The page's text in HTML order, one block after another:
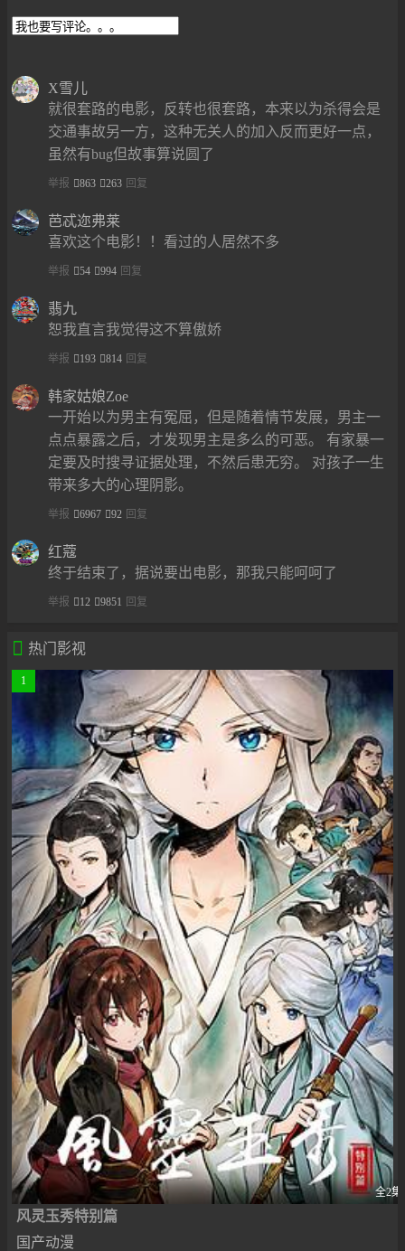
X雪儿
就很套路的电影，反转也很套路，本来以为杀得会是
交通事故另一方，这种无关人的加入反而更好一点，
虽然有bug但故事算说圆了
举报 863 263 回复
芭忒迩弗莱
喜欢这个电影！！看过的人居然不多
举报 54 994 回复
翡九
恕我直言我觉得这不算傲娇
举报 193 814 回复
韩家姑娘Zoe
一开始以为男主有冤屈，但是随着情节发展，男主一
点点暴露之后，才发现男主是多么的可恶。 有家暴一
定要及时搜寻证据处理，不然后患无穷。 对孩子一生
带来多大的心理阴影。
举报 6967 92 回复
红蔻
终于结束了，据说要出电影，那我只能呵呵了
举报 12 9851 回复
 热门影视
全2集
1
风灵玉秀特别篇
国产动漫